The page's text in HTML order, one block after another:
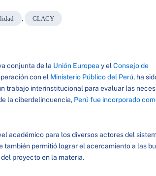
, GLACY
conjunta de la Unión Europea y el Consejo de
con el Ministerio Público del Perú, ha
trabajo interinstitucional para evaluar las
la ciberdelincuencia, Perú fue incorporado
académico para los diversos actores del
también permitió lograr el acercamiento a las
proyecto en la materia.